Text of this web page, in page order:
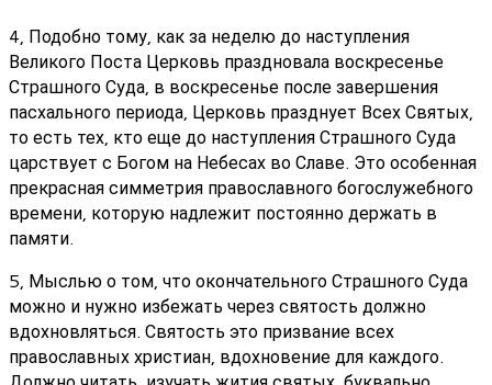
4, Подобно тому, как за неделю до наступления
Великого Поста Церковь праздновала воскресенье
Страшного Суда, в воскресенье после завершения
пасхального периода, Церковь празднует Всех Святых,
то есть тех, кто еще до наступления Страшного Суда
царствует с Богом на Небесах во Славе. Это особенная
прекрасная симметрия православного богослужебного
времени, которую надлежит постоянно держать в
памяти.
5, Мыслью о том, что окончательного Страшного Суда
можно и нужно избежать через святость должно
вдохновляться. Святость это призвание всех
православных христиан, вдохновение для каждого.